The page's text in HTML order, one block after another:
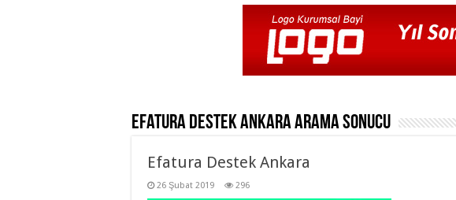
Efatura Destek AnkaraArama Sonucu
Efatura Destek Ankara
26 Şubat 2019 296